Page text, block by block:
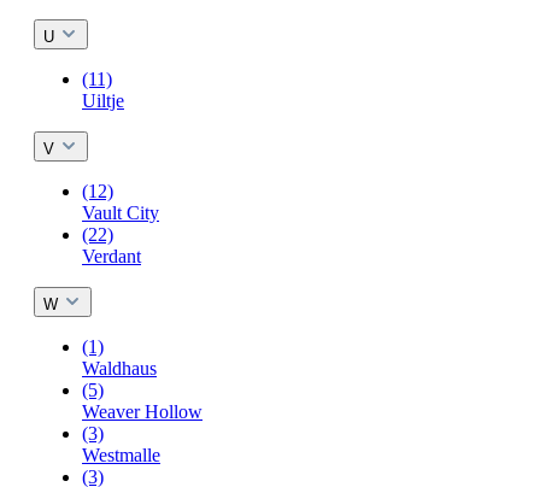
U
(11)
Uiltje
V
(12)
Vault City
(22)
Verdant
W
(1)
Waldhaus
(5)
Weaver Hollow
(3)
Westmalle
(3)